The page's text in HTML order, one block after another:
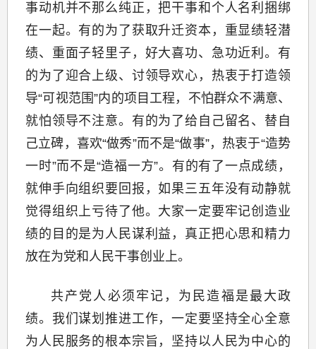
事动机并不那么纯正，把干事和个人名利捆绑
在一起。有的为了获取升迁资本，重显绩轻潜
绩、重面子轻里子，好大喜功、急功近利。有
的为了迎合上级、讨领导欢心，热衷于打造领
导“可视范围”内的项目工程，不怕群众不满意、
就怕领导不注意。有的为了给自己留名、替自
己立碑，喜欢“做秀”而不是“做事”，热衷于“造势
一时”而不是“造福一方”。有的有了一点成绩，
就伸手向组织要回报，如果三五年没有动静就
觉得组织上亏待了他。大家一定要牢记创造业
绩的目的是为人民谋利益，真正把心思和精力
放在为党和人民干事创业上。
共产党人必须牢记，为民造福是最大政
绩。我们谋划推进工作，一定要坚持全心全意
为人民服务的根本宗旨，坚持以人民为中心的